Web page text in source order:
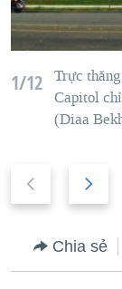
1/12 Trực
Capitol
(Diaa
r
e
t
Chia sẻ